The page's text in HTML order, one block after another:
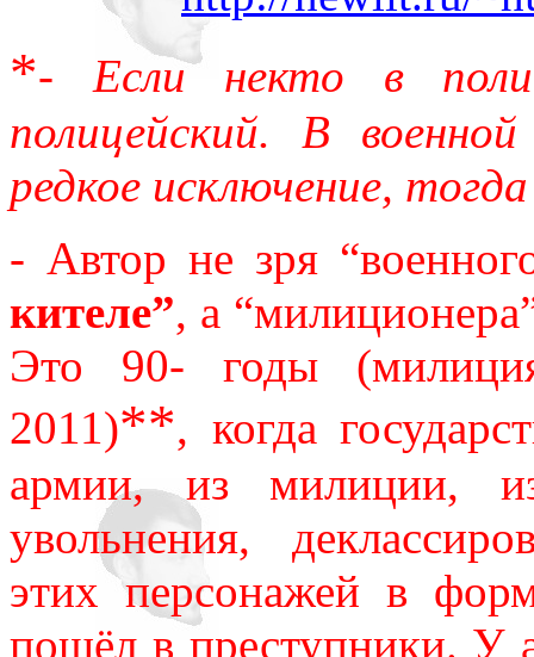
*- Если некто в
полицейский. В
редкое исключение,
- Автор не зря
кителе”, а
Это 90- годы
2011)**, когда
армии, из милиции,
увольнения,
этих персонажей в
пошёл в преступники. У